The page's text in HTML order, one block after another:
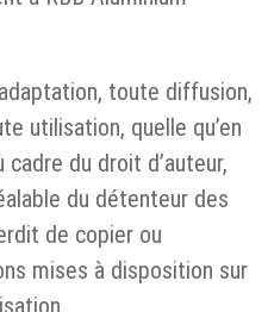
toute diffusion,
utilisation, quelle qu’en
du droit d’auteur,
du détenteur des
de copier ou
mises à disposition sur